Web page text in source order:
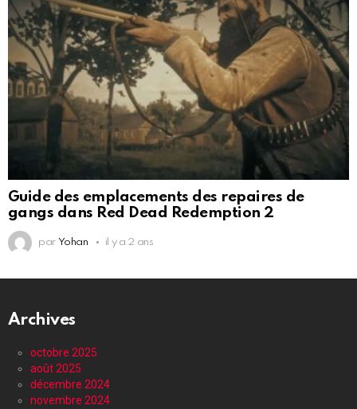
Guide des emplacements des repaires de
gangs dans Red Dead Redemption 2
par Yohan il y a 2 ans
Archives
octobre 2025
août 2025
décembre 2024
novembre 2024